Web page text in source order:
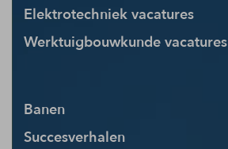
Elektrotechniek vacatures
Werktuigbouwkunde vacatures
Banen
Succesverhalen